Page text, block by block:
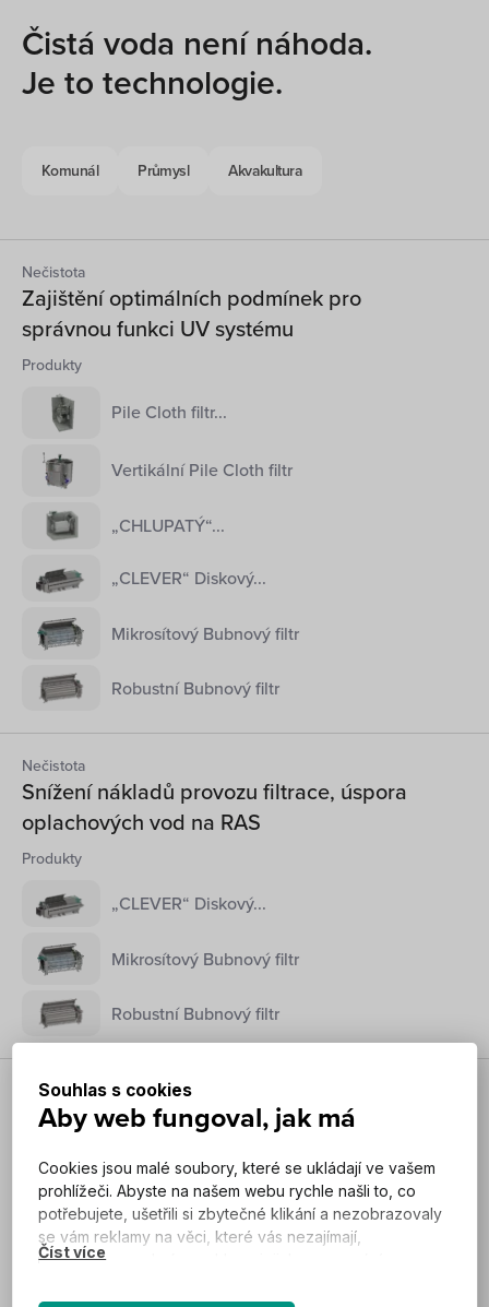
Čistá voda není náhoda.
Je to technologie.
Komunál Průmysl Akvakultura
Nečistota
Zajištění optimálních podmínek pro
správnou funkci UV systému
Produkty
Pile Cloth filtr...
Vertikální Pile Cloth filtr
„CHLUPATÝ“...
„CLEVER“ Diskový...
Mikrosítový Bubnový filtr
Robustní Bubnový filtr
Nečistota
Snížení nákladů provozu filtrace, úspora
oplachových vod na RAS
Produkty
„CLEVER“ Diskový...
Mikrosítový Bubnový filtr
Robustní Bubnový filtr
Nečistota
Recirkulace vod v ZOO
Pile Cloth filtr...
Souhlas s cookies
Aby web fungoval, jak má
Cookies jsou malé soubory, které se ukládají ve vašem
prohlížeči. Abyste na našem webu rychle našli to, co
potřebujete, ušetřili si zbytečné klikání a nezobrazovaly
se vám reklamy na věci, které vás nezajímají,
potřebujeme od vás souhlas s jejich zpracováním.
Podle cookies vás náš web totiž pozná a zobrazí se